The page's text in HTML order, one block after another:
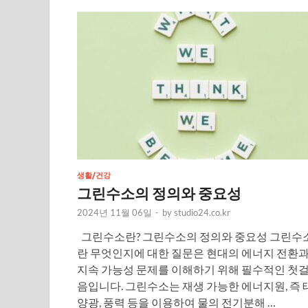
생활/건강
그린수소의 정의와 중요성
2024년 11월 06일 - bystudio24.co.kr
그린수소란? 그린수소의 정의와 중요성 그린수
란 무엇인지에 대한 질문은 현대의 에너지 전환
지속 가능성 문제를 이해하기 위해 필수적인 첫걸
음입니다. 그린수소는 재생 가능한 에너지원, 즉
양광, 풍력 등을 이용하여 물의 전기분해 …